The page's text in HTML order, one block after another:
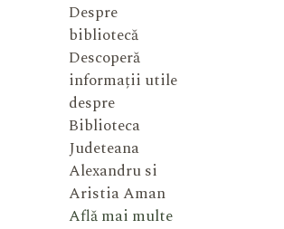
Despre
bibliotecă
Descoperă
informații utile
despre
Biblioteca
Judeteana
Alexandru si
Aristia Aman
Află mai multe